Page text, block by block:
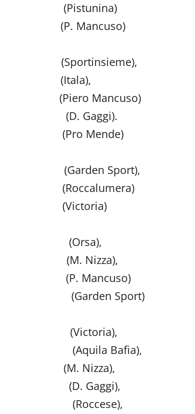
Mancuso)
Gaggi).
Mende)
Sport),
(Orsa),
Nizza),
Sport)
Bafia),